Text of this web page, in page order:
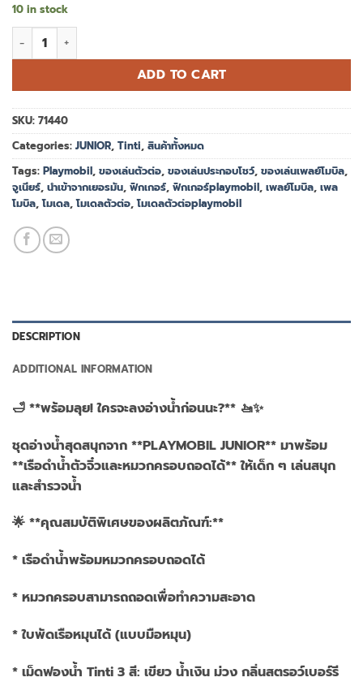
10 in stock
Playmobil 71440 JUNIOR & Tinti: Colourful Submarine จูเนีย
ADD TO CART
SKU: 71440
Categories: JUNIOR, Tinti, สินค้าทั้งหมด
Tags: Playmobil, ของเล่นตัวต่อ, ของเล่นประกอบโชว์, ของเล่นเพลย์โมบิล,
จูเนียร์, นำเข้าจากเยอรมัน, ฟิกเกอร์, ฟิกเกอร์playmobil, เพลย์โมบิล, เพล
โมบิล,โมเดล,โมเดลตัวต่อ,โมเดลตัวต่อplaymobil
DESCRIPTION
ADDITIONAL INFORMATION
🛁 **พร้อมลุย! ใครจะลงอ่างน้ำก่อนนะ?** 🚤✨
ชุดอ่างน้ำสุดสนุกจาก **PLAYMOBIL JUNIOR** มาพร้อม
**เรือดำน้ำตัวจิ๋วและหมวกครอบถอดได้** ให้เด็ก ๆ เล่นสนุก
และสำรวจน้ำ
🌟 **คุณสมบัติพิเศษของผลิตภัณฑ์:**
* เรือดำน้ำพร้อมหมวกครอบถอดได้
* หมวกครอบสามารถถอดเพื่อทำความสะอาด
* ใบพัดเรือหมุนได้ (แบบมือหมุน)
* เม็ดฟองน้ำ Tinti 3 สี: เขียว น้ำเงิน ม่วง กลิ่นสตรอว์เบอร์รี